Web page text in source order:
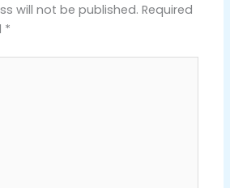
will not be published. Required
*